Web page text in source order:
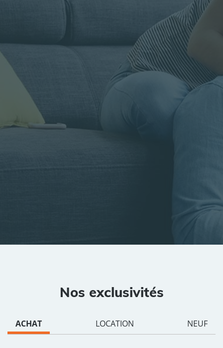
Rayon
Nos exclusivités
ACHAT LOCATION NEUF